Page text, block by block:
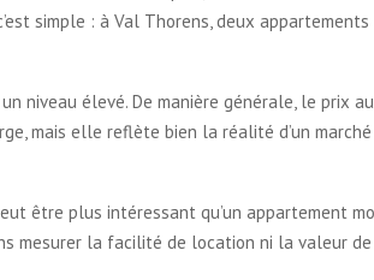
simple : à Val Thorens, deux
élevé. De manière générale, le prix
mais elle reflète bien la réalité d’un
être plus intéressant qu’un appartement
mesurer la facilité de location ni la valeur